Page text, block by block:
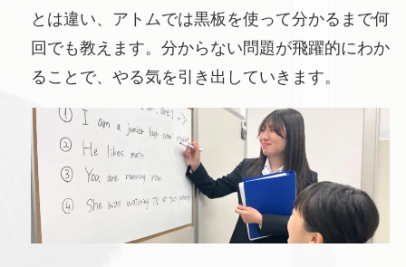
とは違い、アトムでは黒板を使って分かるまで何
回でも教えます。分からない問題が飛躍的にわか
ることで、やる気を引き出していきます。